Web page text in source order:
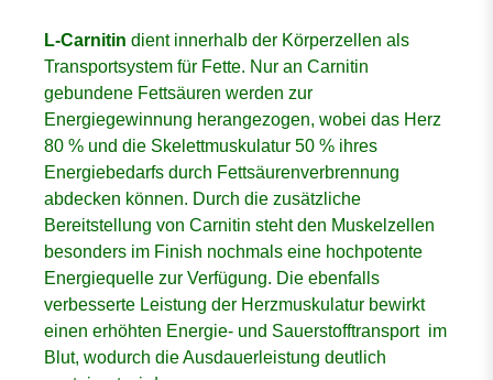
L-Carnitin dient innerhalb der Körperzellen als
Transportsystem für Fette. Nur an Carnitin
gebundene Fettsäuren werden zur
Energiegewinnung herangezogen, wobei das Herz
80 % und die Skelettmuskulatur 50 % ihres
Energiebedarfs durch Fettsäurenverbrennung
abdecken können. Durch die zusätzliche
Bereitstellung von Carnitin steht den Muskelzellen
besonders im Finish nochmals eine hochpotente
Energiequelle zur Verfügung. Die ebenfalls
verbesserte Leistung der Herzmuskulatur bewirkt
einen erhöhten Energie- und Sauerstofftransport im
Blut, wodurch die Ausdauerleistung deutlich